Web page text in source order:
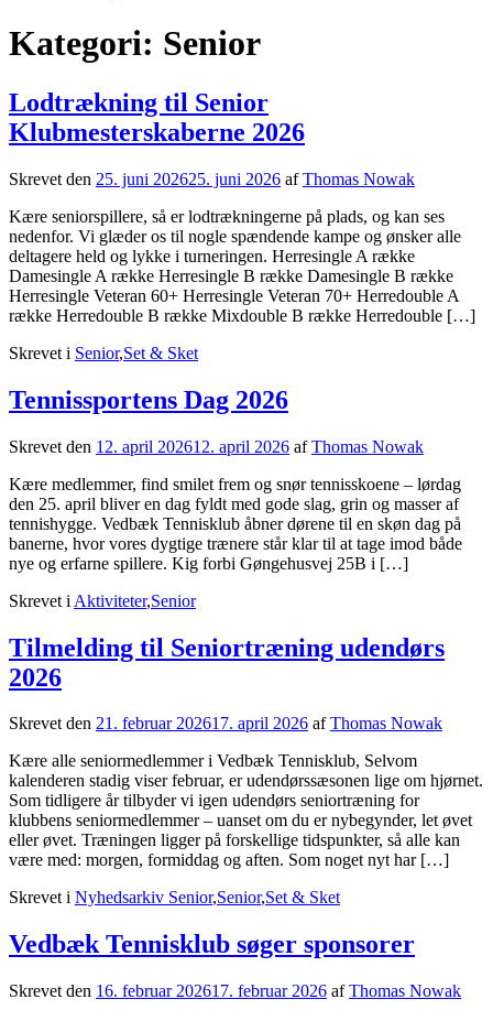
Kategori: Senior
Lodtrækning til Senior
Klubmesterskaberne 2026
Skrevet den 25. juni 202625. juni 2026 afThomas Nowak
Kære seniorspillere, så er lodtrækningerne på plads, og kan ses
nedenfor. Vi glæder os til nogle spændende kampe og ønsker alle
deltagere held og lykke i turneringen. Herresingle A række
Damesingle A række Herresingle B række Damesingle B række
Herresingle Veteran 60+ Herresingle Veteran 70+ Herredouble A
række Herredouble B række Mixdouble B række Herredouble […]
Skrevet i Senior,Set & Sket
Tennissportens Dag 2026
Skrevet den 12. april 202612. april 2026 afThomas Nowak
Kære medlemmer, find smilet frem og snør tennisskoene – lørdag
den 25. april bliver en dag fyldt med gode slag, grin og masser af
tennishygge. Vedbæk Tennisklub åbner dørene til en skøn dag på
banerne, hvor vores dygtige trænere står klar til at tage imod både
nye og erfarne spillere. Kig forbi Gøngehusvej 25B i […]
Skrevet i Aktiviteter,Senior
Tilmelding til Seniortræning udendørs
2026
Skrevet den 21. februar 202617. april 2026 afThomas Nowak
Kære alle seniormedlemmer i Vedbæk Tennisklub, Selvom
kalenderen stadig viser februar, er udendørssæsonen lige om hjørnet.
Som tidligere år tilbyder vi igen udendørs seniortræning for
klubbens seniormedlemmer – uanset om du er nybegynder, let øvet
eller øvet. Træningen ligger på forskellige tidspunkter, så alle kan
være med: morgen, formiddag og aften. Som noget nyt har […]
Skrevet i Nyhedsarkiv Senior,Senior,Set & Sket
Vedbæk Tennisklub søger sponsorer
Skrevet den 16. februar 202617. februar 2026 afThomas Nowak